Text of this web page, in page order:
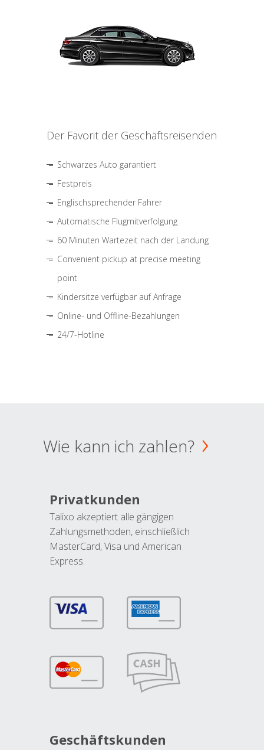
Der Favorit der Geschäftsreisenden
Schwarzes Auto garantiert
Festpreis
Englischsprechender Fahrer
Automatische Flugmitverfolgung
60 Minuten Wartezeit nach der Landung
Convenient pickup at precise meeting
point
Kindersitze verfügbar auf Anfrage
Online- und Offline-Bezahlungen
24/7-Hotline
Wie kann ich zahlen?
Privatkunden
Talixo akzeptiert alle gängigen
Zahlungsmethoden, einschließlich
MasterCard, Visa und American
Express.
Geschäftskunden